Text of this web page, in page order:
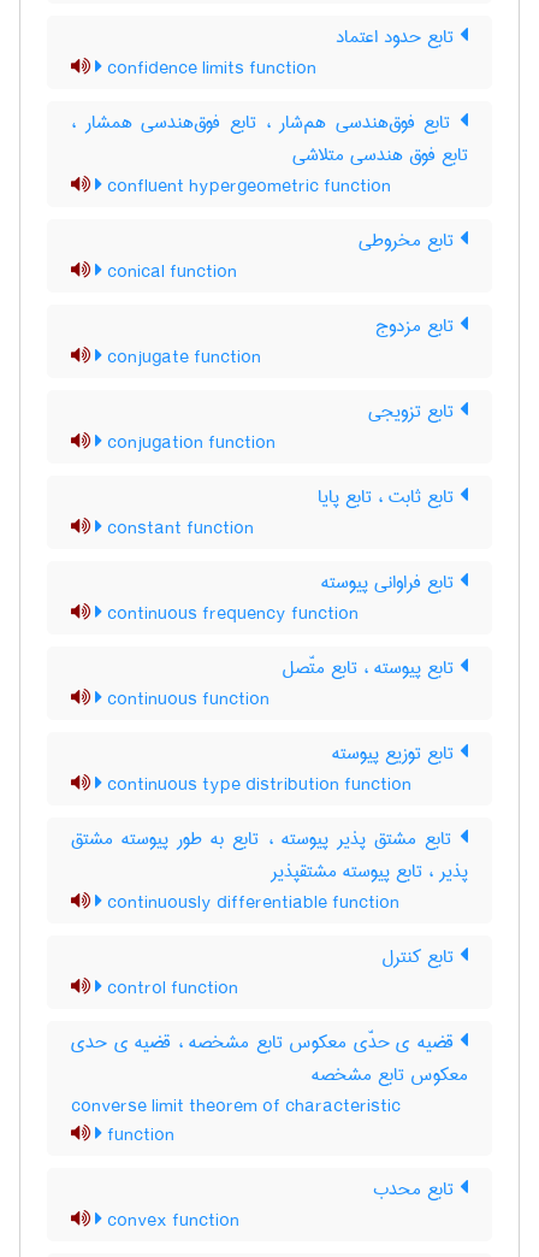
تابع حدود اعتماد
confidence limits function
تابع فوق‌هندسی هم‌شار ، تابع فوق‌هندسی همشار ،
تابع فوق هندسی متلاشی
confluent hypergeometric function
تابع مخروطی
conical function
تابع مزدوج
conjugate function
تابع تزویجی
conjugation function
تابع ثابت ، تابع پایا
constant function
تابع فراوانی پیوسته
continuous frequency function
تابع پیوسته ، تابع متّصل
continuous function
تابع توزیع پیوسته
continuous type distribution function
تابع مشتق پذیر پیوسته ، تابع به طور پیوسته مشتق
پذیر ، تابع پیوسته مشتقپذیر
continuously differentiable function
تابع کنترل
control function
قضیه ی حدّی معکوس تابع مشخصه ، قضیه ی حدی
معکوس تابع مشخصه
converse limit theorem of characteristic
function
تابع محدب
convex function